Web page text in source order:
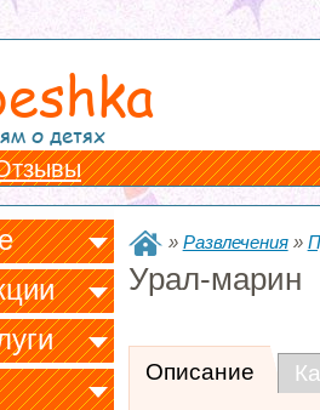
о детях
» Развлечения»
Урал-марин
Описание